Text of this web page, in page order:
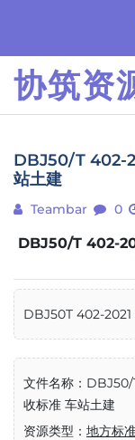
content
协筑资
DBJ50/T 402-
站土建
Teambar 0
DBJ50/T 402-
DBJ50T 402-2021
文件名称：
收标准 车站土建
资源类型： 地方标